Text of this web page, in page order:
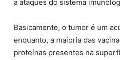
a ataques do sistema
Basicamente, o tumor é um
enquanto, a maioria das
proteínas presentes na